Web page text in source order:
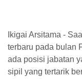
Ikigai Arsitama -
terbaru pada bulan
ada posisi jabatan
sipil yang tertarik